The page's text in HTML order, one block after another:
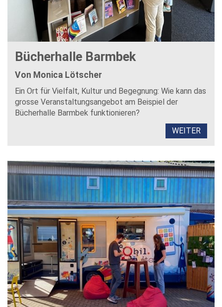
Bücherhalle Barmbek
Von Monica Lötscher
Ein Ort für Vielfalt, Kultur und Begegnung: Wie kann das
grosse Veranstaltungsangebot am Beispiel der
Bücherhalle Barmbek funktionieren?
WEITER